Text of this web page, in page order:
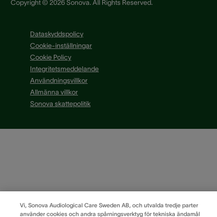
Copyright © 2026 Sonova. All Rights Reserved.
Dataskyddspolicy
Cookie-inställningar
Cookie Policy
Integritetsmeddelande
Användningsvillkor
Allmänna villkor
Sonova skattepolitik
Vi, Sonova Audiological Care Sweden AB, och utvalda tredje parter
använder cookies och andra spårningsverktyg för tekniska ändamål